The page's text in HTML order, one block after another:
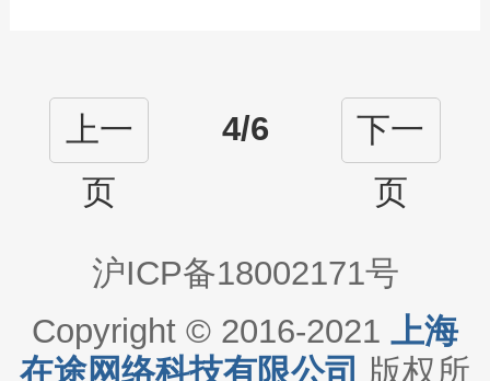
上一
页
4/6
下一
页
沪ICP备18002171号
Copyright © 2016-2021 上海
在途网络科技有限公司 版权所